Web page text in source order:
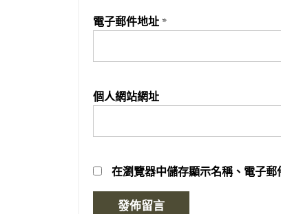
電子郵件地址 *
個人網站網址
在瀏覽器中儲存顯示名稱、電子